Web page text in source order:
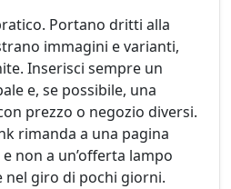
Portano dritti alla
immagini e varianti,
Inserisci sempre un
e, se possibile, una
prezzo o negozio diversi.
rimanda a una pagina
non a un’offerta lampo
nel giro di pochi giorni.